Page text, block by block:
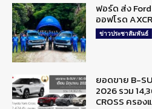
ฟอร์ด ส่ง
ออฟโรด
ข่าวประชาสัมพันธ์
ยอดขาย B-
2026 รวม
CROSS ครอง